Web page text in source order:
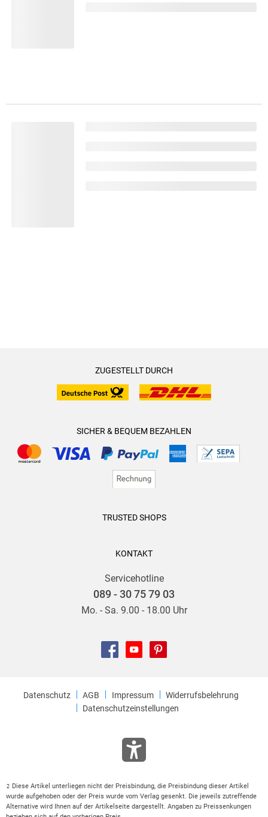
ZUGESTELLT DURCH
SICHER & BEQUEM BEZAHLEN
TRUSTED SHOPS
KONTAKT
Servicehotline
089 - 30 75 79 03
Mo. - Sa. 9.00 - 18.00 Uhr
Datenschutz AGB Impressum
Widerrufsbelehrung
Datenschutzeinstellungen
2
Diese Artikel unterliegen nicht der Preisbindung, die Preisbindung dieser Artikel
wurde aufgehoben oder der Preis wurde vom Verlag gesenkt. Die jeweils zutreffende
Alternative wird Ihnen auf der Artikelseite dargestellt. Angaben zu Preissenkungen